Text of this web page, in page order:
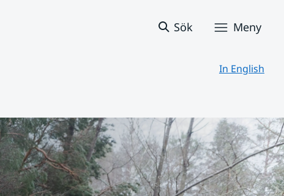
Sök Meny
In English